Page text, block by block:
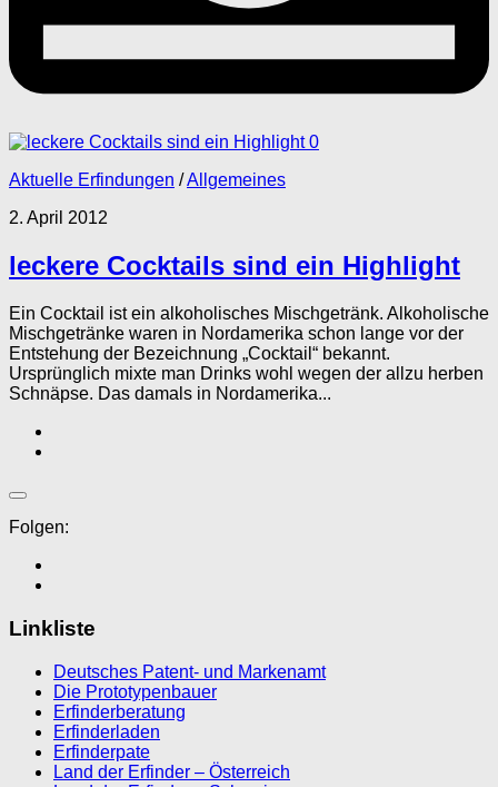
0
Aktuelle Erfindungen /Allgemeines
2. April 2012
leckere Cocktails sind ein Highlight
Ein Cocktail ist ein alkoholisches Mischgetränk. Alkoholische
Mischgetränke waren in Nordamerika schon lange vor der
Entstehung der Bezeichnung „Cocktail“ bekannt.
Ursprünglich mixte man Drinks wohl wegen der allzu herben
Schnäpse. Das damals in Nordamerika...
Folgen:
Linkliste
Deutsches Patent- und Markenamt
Die Prototypenbauer
Erfinderberatung
Erfinderladen
Erfinderpate
Land der Erfinder – Österreich